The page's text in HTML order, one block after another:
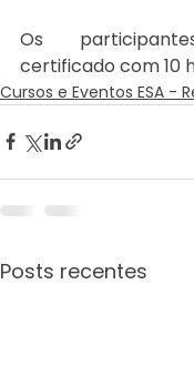
Os
certificado com 10
Cursos e Eventos ESA -
Posts recentes